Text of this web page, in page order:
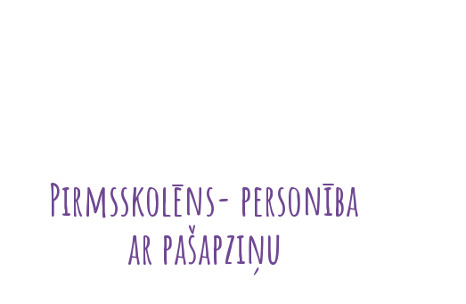
Pirmsskolēns- personība
ar pašapziņu